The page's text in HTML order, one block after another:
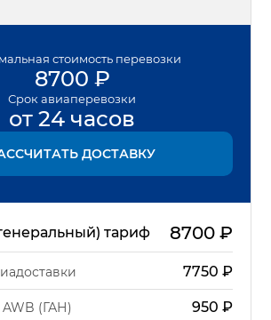
стоимость перевозки
8700 ₽
Срок авиаперевозки
от 24 часов
ДОСТАВКУ
тариф 8700₽
7750 ₽
(ГАН) 950 ₽